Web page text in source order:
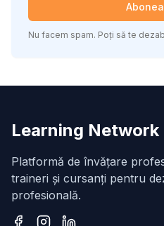
Nu facem spam. Poți să te
Learning Network
Platformă de învățare
traineri și cursanți pentru
profesională.